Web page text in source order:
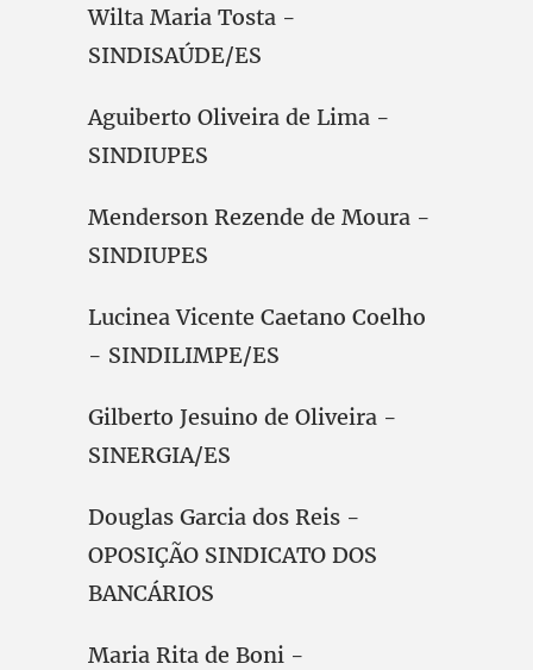
Wilta Maria Tosta -
SINDISAÚDE/ES
Aguiberto Oliveira de Lima -
SINDIUPES
Menderson Rezende de Moura -
SINDIUPES
Lucinea Vicente Caetano Coelho
- SINDILIMPE/ES
Gilberto Jesuino de Oliveira -
SINERGIA/ES
Douglas Garcia dos Reis -
OPOSIÇÃO SINDICATO DOS
BANCÁRIOS
Maria Rita de Boni -